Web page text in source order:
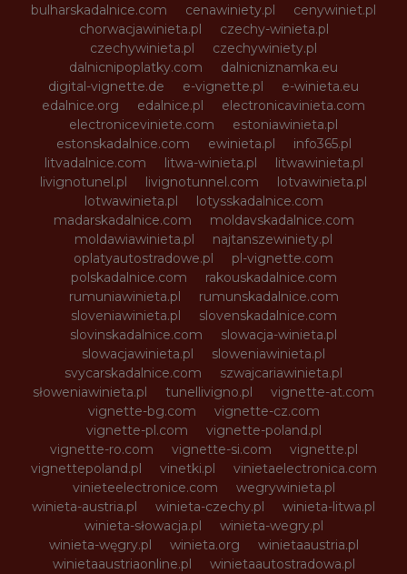
bulharskadalnice.com
cenawiniety.pl
cenywiniet.pl
chorwacjawinieta.pl
czechy-winieta.pl
czechywinieta.pl
czechywiniety.pl
dalnicnipoplatky.com
dalnicniznamka.eu
digital-vignette.de
e-vignette.pl
e-winieta.eu
edalnice.org
edalnice.pl
electronicavinieta.com
electroniceviniete.com
estoniawinieta.pl
estonskadalnice.com
ewinieta.pl
info365.pl
litvadalnice.com
litwa-winieta.pl
litwawinieta.pl
livignotunel.pl
livignotunnel.com
lotvawinieta.pl
lotwawinieta.pl
lotysskadalnice.com
madarskadalnice.com
moldavskadalnice.com
moldawiawinieta.pl
najtanszewiniety.pl
oplatyautostradowe.pl
pl-vignette.com
polskadalnice.com
rakouskadalnice.com
rumuniawinieta.pl
rumunskadalnice.com
sloveniawinieta.pl
slovenskadalnice.com
slovinskadalnice.com
slowacja-winieta.pl
slowacjawinieta.pl
sloweniawinieta.pl
svycarskadalnice.com
szwajcariawinieta.pl
słoweniawinieta.pl
tunellivigno.pl
vignette-at.com
vignette-bg.com
vignette-cz.com
vignette-pl.com
vignette-poland.pl
vignette-ro.com
vignette-si.com
vignette.pl
vignettepoland.pl
vinetki.pl
vinietaelectronica.com
vinieteelectronice.com
wegrywinieta.pl
winieta-austria.pl
winieta-czechy.pl
winieta-litwa.pl
winieta-słowacja.pl
winieta-wegry.pl
winieta-węgry.pl
winieta.org
winietaaustria.pl
winietaaustriaonline.pl
winietaautostradowa.pl